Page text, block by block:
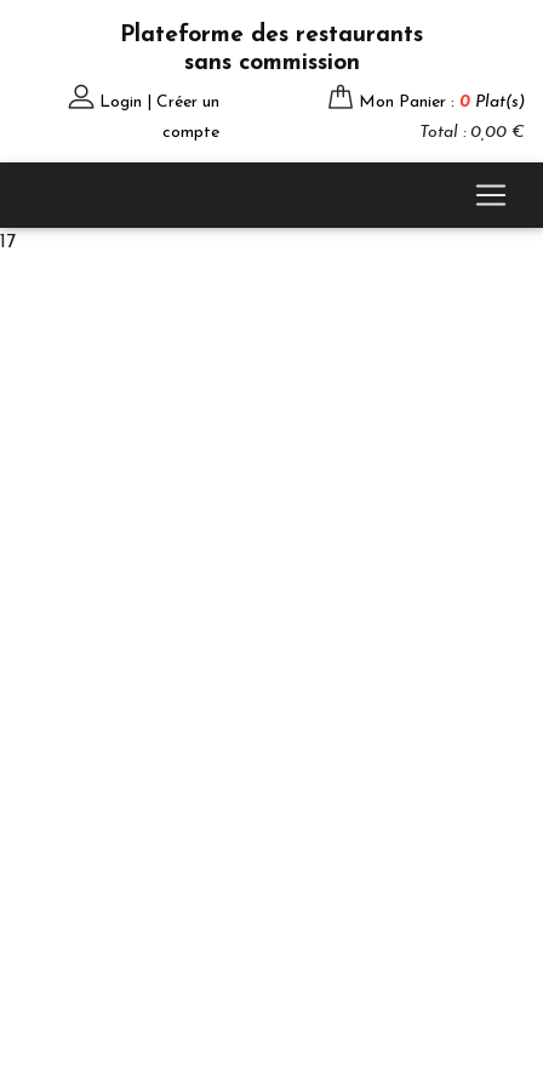
Plateforme des restaurants
sans commission
Login | Créer un
compte
Mon Panier : 0 Plat(s)
Total : 0,00 €
17